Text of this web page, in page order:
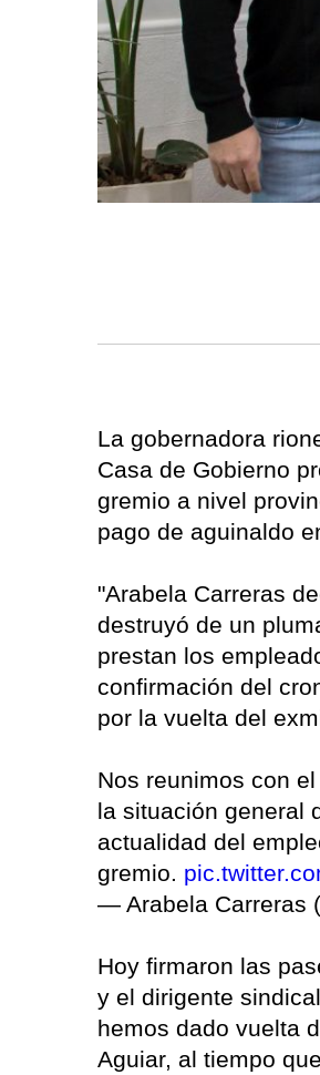
La gobernadora
Casa de Gobierno
gremio a nivel
pago de aguinaldo
"Arabela Carreras
destruyó de un
prestan los
confirmación del
por la vuelta del
Nos reunimos con
la situación general
actualidad del
gremio.
— Arabela Carreras
Hoy firmaron las
y el dirigente
hemos dado vuelta
Aguiar, al tiempo